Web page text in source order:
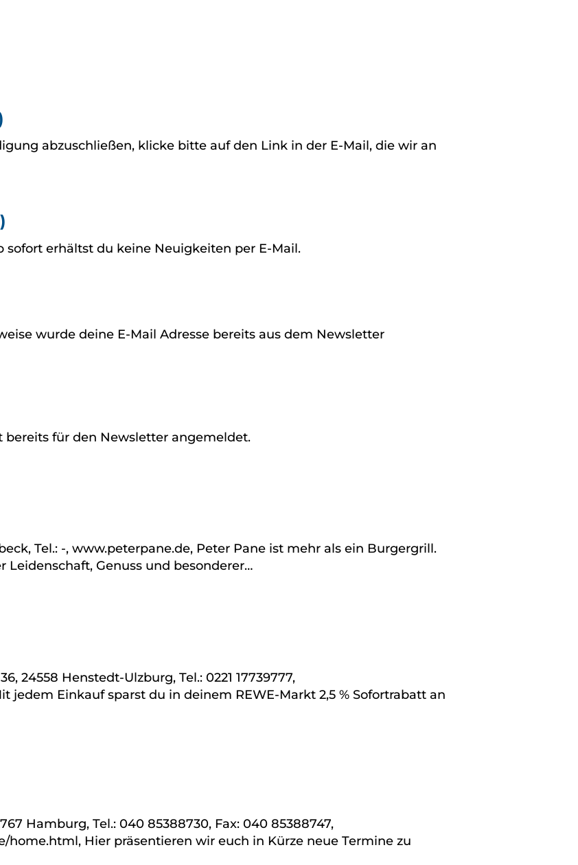
abzuschließen, klicke bitte auf den Link in der E-Mail, die wir an
erhältst du keine Neuigkeiten per E-Mail.
wurde deine E-Mail Adresse bereits aus dem Newsletter
bereits für den Newsletter angemeldet.
Tel.: -, www.peterpane.de, Peter Pane ist mehr als ein Burgergrill.
Leidenschaft, Genuss und besonderer…
24558 Henstedt-Ulzburg, Tel.: 0221 17739777,
jedem Einkauf sparst du in deinem REWE-Markt 2,5 % Sofortrabatt an
Hamburg, Tel.: 040 85388730, Fax: 040 85388747,
home.html, Hier präsentieren wir euch in Kürze neue Termine zu